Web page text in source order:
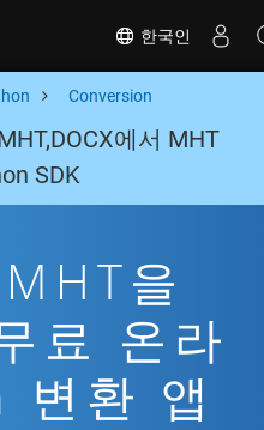
한국인
Conversion
에서 MHT
SDK
을
료 온라
환 앱